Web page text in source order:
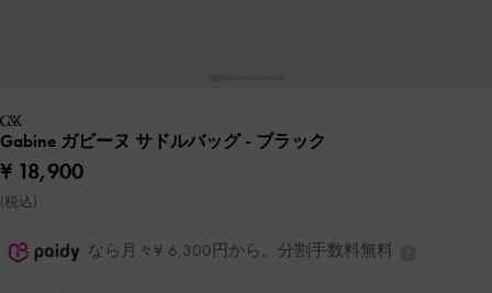
Gabine ガビーヌ サドルバッグ- ブラック
¥ 18,900
(税込)
なら月々¥ 6,300円から。分割手数料無料